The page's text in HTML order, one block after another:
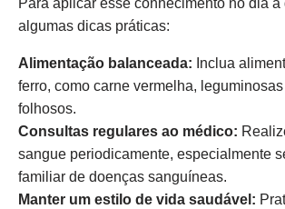
Para aplicar esse conhecimento no dia
algumas dicas práticas:
Alimentação balanceada: Inclua
ferro, como carne vermelha,
folhosos.
Consultas regulares ao médico:
sangue periodicamente, especialmente
familiar de doenças sanguíneas.
Manter um estilo de vida saudável: